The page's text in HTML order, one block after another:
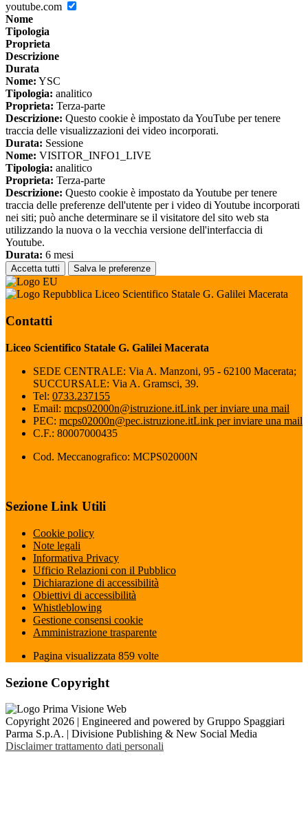
youtube.com
Nome
Tipologia
Proprieta
Descrizione
Durata
Nome: YSC
Tipologia: analitico
Proprieta: Terza-parte
Descrizione: Questo cookie è impostato da YouTube per tenere
traccia delle visualizzazioni dei video incorporati.
Durata: Sessione
Nome: VISITOR_INFO1_LIVE
Tipologia: analitico
Proprieta: Terza-parte
Descrizione: Questo cookie è impostato da Youtube per tenere
traccia delle preferenze dell'utente per i video di Youtube incorporati
nei siti; può anche determinare se il visitatore del sito web sta
utilizzando la nuova o la vecchia versione dell'interfaccia di
Youtube.
Durata: 6 mesi
Accetta tutti Salva le preferenze
Liceo Scientifico Statale G. Galilei Macerata
Contatti
Liceo Scientifico Statale G. Galilei Macerata
SEDE CENTRALE: Via A. Manzoni, 95 - 62100 Macerata;
SUCCURSALE: Via A. Gramsci, 39.
Tel: 0733.237155
Email: mcps02000n@istruzione.itLink per inviare una mail
PEC: mcps02000n@pec.istruzione.itLink per inviare una mail
C.F.: 80007000435
Cod. Meccanografico: MCPS02000N
Sezione Link Utili
Cookie policy
Note legali
Informativa Privacy
Ufficio Relazioni con il Pubblico
Dichiarazione di accessibilità
Obiettivi di accessibilità
Whistleblowing
Gestione consensi cookie
Amministrazione trasparente
Pagina visualizzata 859 volte
Sezione Copyright
Copyright 2026 | Engineered and powered by Gruppo Spaggiari
Parma S.p.A. | Divisione Publishing & New Social Media
Disclaimer trattamento dati personali